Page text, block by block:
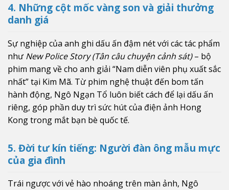
4. Những cột mốc vàng son và giải thưởng
danh giá
Sự nghiệp của anh ghi dấu ấn đậm nét với các tác phẩm
như New Police Story (Tân câu chuyện cảnh sát)– bộ
phim mang về cho anh giải “Nam diễn viên phụ xuất sắc
nhất” tại Kim Mã. Từ phim nghệ thuật đến bom tấn
hành động, Ngô Ngạn Tổ luôn biết cách để lại dấu ấn
riêng, góp phần duy trì sức hút của điện ảnh Hong
Kong trong mắt bạn bè quốc tế.
5. Đời tư kín tiếng: Người đàn ông mẫu mực
của gia đình
Trái ngược với vẻ hào nhoáng trên màn ảnh, Ngô